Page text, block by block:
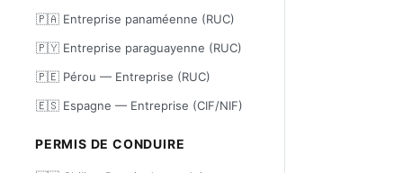
🇵🇦 Entreprise panaméenne (RUC)
🇵🇾 Entreprise paraguayenne (RUC)
🇵🇪 Pérou — Entreprise (RUC)
🇪🇸 Espagne — Entreprise (CIF/NIF)
PERMIS DE CONDUIRE